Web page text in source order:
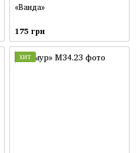
«Ванда»
175 грн
ХИТ